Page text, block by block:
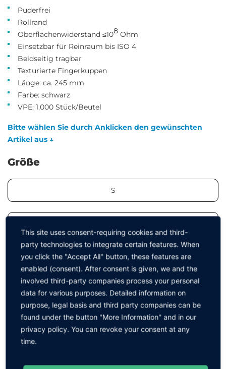
Puderfrei
Rollrand
Oberflächenwiderstand ≤108 Ohm
Einsetzbar für Reinraum bis ISO 4
Beidseitig tragbar
Texturierte Fingerkuppen
Länge: ca. 245 mm
Farbe: schwarz
VPE: 1.000 Stück/Beutel
Bitte wählen Sie durch Anklicken den gewünschten
Artikel aus ↓
Größe
S
L
XL
This site uses consent-requiring cookies and third-
party technologies to integrate certain features. When
you click the "Accept All" button, these features are
enabled (consent). After consent is given, we and the
involved third-party companies process your personal
data for various purposes. Detailed information on
purpose, legal basis and third party companies can be
found under the button "More Information" and in our
privacy policy. You can revoke your consent at any
time.